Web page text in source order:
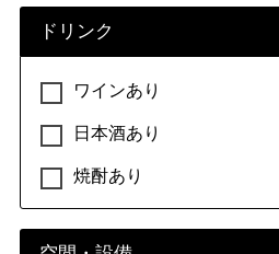
ドリンク
ワインあり
日本酒あり
焼酎あり